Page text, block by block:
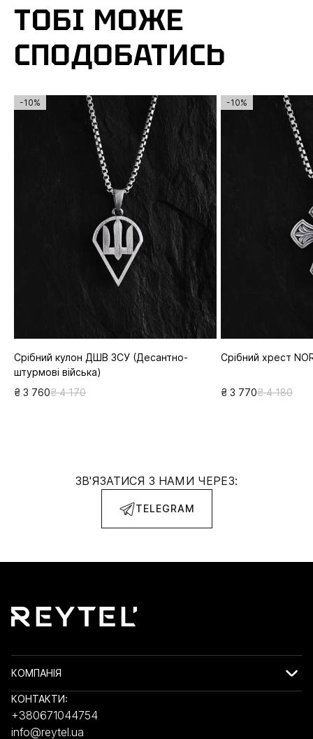
ТОБІ МОЖЕ
СПОДОБАТИСЬ
-10%
Срібний кулон ДШВ ЗСУ (Десантно-
штурмові війська)
₴ 3 760₴ 4 170
-10%
Срібний хрест
₴ 3 770₴ 4 180
ЗВ'ЯЗАТИСЯ З НАМИ ЧЕРЕЗ:
TELEGRAM
КОМПАНІЯ
КОНТАКТИ:
+380671044754
info@reytel.ua